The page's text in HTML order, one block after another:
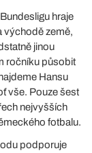
hraje
východě země,
jinou
ročníku působit
Hansu
vše. Pouze šest
nejvyšších
fotbalu.
podporuje